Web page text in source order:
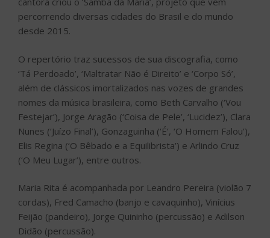
percorrendo diversas cidades do Brasil e do mundo
desde 2015.
O repertório traz sucessos de sua discografia, como
‘Tá Perdoado’, ‘Maltratar Não é Direito’ e ‘Corpo Só’,
além de clássicos imortalizados nas vozes de grandes
nomes da música brasileira, como Beth Carvalho (‘Vou
Festejar’), Jorge Aragão (‘Coisa de Pele’, ‘Lucidez’), Clara
Nunes (‘Juízo Final’), Gonzaguinha (‘É’, ‘O Homem Falou’),
Elis Regina (‘O Bêbado e a Equilibrista’) e Arlindo Cruz
(‘O Meu Lugar’), entre outros.
Maria Rita é acompanhada por Leandro Pereira (violão 7
cordas), Fred Camacho (banjo e cavaquinho), Vinícius
Feijão (pandeiro), Jorge Quininho (percussão) e Adilson
Didão (percussão).